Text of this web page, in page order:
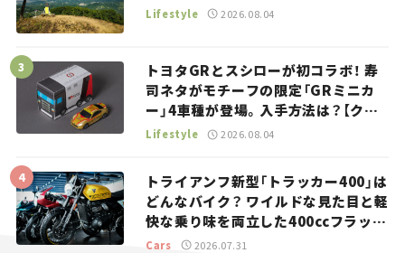
Lifestyle 2026.08.04
トヨタGRとスシローが初コラボ！ 寿
司ネタがモチーフの限定「GRミニカ
ー」4車種が登場。入手方法は？【クル
マとホビー】
Lifestyle 2026.08.04
トライアンフ新型「トラッカー400」は
どんなバイク？ ワイルドな見た目と軽
快な乗り味を両立した400ccフラット
トラッカー【試乗レビュー】
Cars 2026.07.31